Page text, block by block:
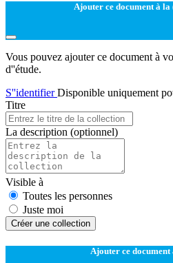
Ajouter ce document à
Vous pouvez ajouter ce document à
d''étude.
S''identifierDisponible uniquement
Titre
La description (optionnel)
Visible à
Toutes les personnes
Juste moi
Créer une collection
Ajouter ce document